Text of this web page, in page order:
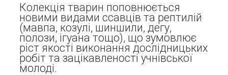
Колекція тварин поповнюється
новими видами ссавців та рептилій
(мавпа, козулі, шиншили, дегу,
полози, ігуана тощо), що зумовлює
ріст якості виконання дослідницьких
робіт та зацікавленості учнівської
молоді.